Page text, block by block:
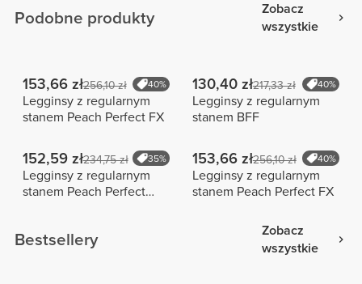
Podobne produkty
Zobacz
wszystkie
153,66 zł256,10 zł 40%
Legginsy z regularnym
stanem Peach Perfect FX
130,40 zł217,33 zł 40%
Legginsy z regularnym
stanem BFF
152,59 zł234,75 zł 35%
Legginsy z regularnym
stanem Peach Perfect
153,66 zł256,10 zł 40%
Legginsy z regularnym
stanem Peach Perfect FX
Bestsellery
Zobacz
wszystkie